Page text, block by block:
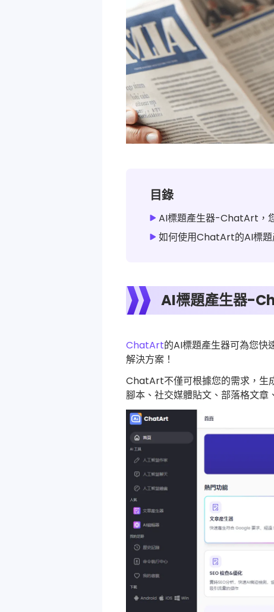
目錄
AI標題產生器-ChatArt，
如何使用ChatArt的AI標題
AI標題產生器-
ChatArt的AI標題產生器可為您快
解決方案！
ChatArt不僅可根據您的需求，生
腳本、社交媒體貼文、部落格文章、